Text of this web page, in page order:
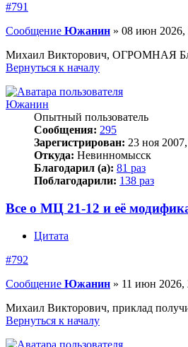
#791
Сообщение Южанин » 08 июн 2026,
Михаил Викторович, ОГРОМНАЯ
Вернуться к началу
Южанин
Опытный пользователь
Сообщения: 295
Зарегистрирован: 23 ноя
Откуда: Невинномысск
Благодарил (а): 81 раз
Поблагодарили: 138 раз
Все о МЦ 21-12 и её
Цитата
#792
Сообщение Южанин » 11 июн 2026,
Михаил Викторович, приклад
Вернуться к началу